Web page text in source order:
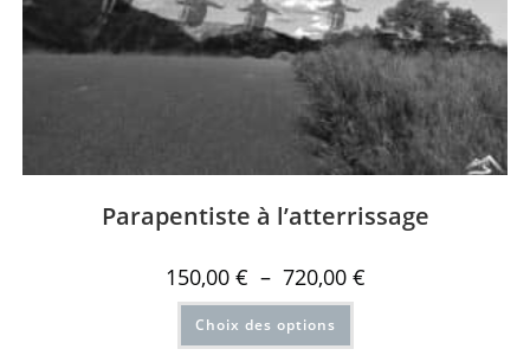
Parapentiste à l’atterrissage
150,00 € – 720,00 €
Choix des options